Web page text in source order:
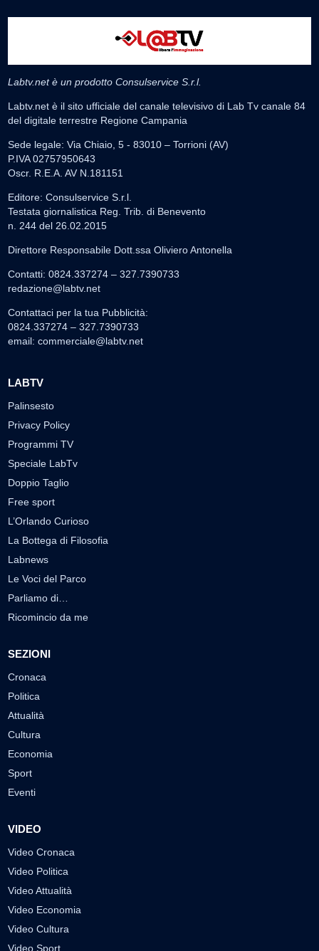
Labtv.net è un prodotto Consulservice S.r.l.
Labtv.net è il sito ufficiale del canale televisivo di Lab Tv canale 84
del digitale terrestre Regione Campania
Sede legale: Via Chiaio, 5 - 83010 – Torrioni (AV)
P.IVA 02757950643
Oscr. R.E.A. AV N.181151
Editore: Consulservice S.r.l.
Testata giornalistica Reg. Trib. di Benevento
n. 244 del 26.02.2015
Direttore Responsabile Dott.ssa Oliviero Antonella
Contatti: 0824.337274 – 327.7390733
redazione@labtv.net
Contattaci per la tua Pubblicità:
0824.337274 – 327.7390733
email: commerciale@labtv.net
LABTV
Palinsesto
Privacy Policy
Programmi TV
Speciale LabTv
Doppio Taglio
Free sport
L’Orlando Curioso
La Bottega di Filosofia
Labnews
Le Voci del Parco
Parliamo di…
Ricomincio da me
SEZIONI
Cronaca
Politica
Attualità
Cultura
Economia
Sport
Eventi
VIDEO
Video Cronaca
Video Politica
Video Attualità
Video Economia
Video Cultura
Video Sport